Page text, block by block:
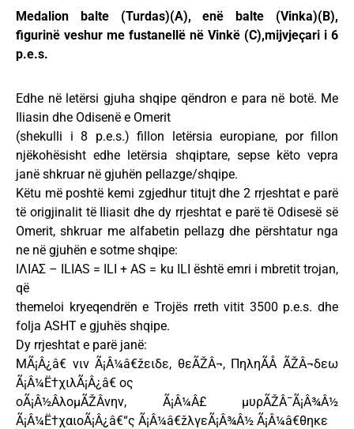
Medalion balte (Turdas)(A), enë balte (Vinka)(B),
figurinë veshur me fustanellë në Vinkë (C),mijvjeçari i 6
p.e.s.
Edhe në letërsi gjuha shqipe qëndron e para në botë. Me
Iliasin dhe Odisenë e Omerit
(shekulli i 8 p.e.s.) fillon letërsia europiane, por fillon
njëkohësisht edhe letërsia shqiptare, sepse këto vepra
janë shkruar në gjuhën pellazge/shqipe.
Këtu më poshtë kemi zgjedhur titujt dhe 2 rrjeshtat e parë
të origjinalit të Iliasit dhe dy rrjeshtat e parë të Odisesë së
Omerit, shkruar me alfabetin pellazg dhe përshtatur nga
ne në gjuhën e sotme shqipe:
ΙΛΙΑΣ – ILIAS = ILI + AS = ku ILI është emri i mbretit trojan,
që
themeloi kryeqendrën e Trojës rreth vitit 3500 p.e.s. dhe
folja ASHT e gjuhës shqipe.
Dy rrjeshtat e parë janë:
ΜÃ¡Â¿â€ νιν Ã¡Â¼â€žειδε, θεÃŽÂ¬, ΠηληÃÅ ÃŽÂ¬δεω
Ã¡Â¼Ë†χιλÃ¡Â¿â€ ος
οÃ¡Â½ÂλομÃŽÂ­νην, Ã¡Â¼Â£ μυρÃŽÂ¯Ã¡Â¾Â½
Ã¡Â¼Ë†χαιοÃ¡Â¿â€“ς Ã¡Â¼â€žλγεÃ¡Â¾Â½ Ã¡Â¼â€θηκε